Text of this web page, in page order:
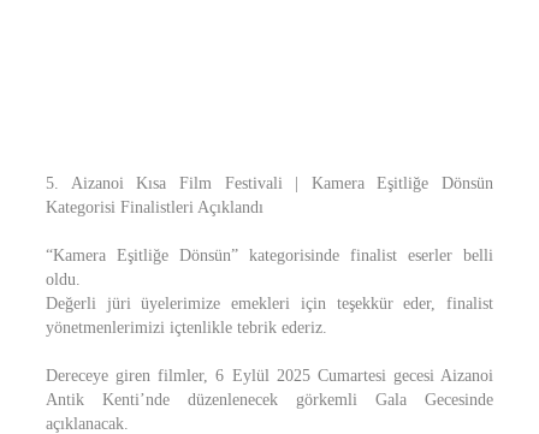
5. Aizanoi Kısa Film Festivali | Kamera Eşitliğe Dönsün
Kategorisi Finalistleri Açıklandı
“Kamera Eşitliğe Dönsün” kategorisinde finalist eserler belli
oldu.
Değerli jüri üyelerimize emekleri için teşekkür eder, finalist
yönetmenlerimizi içtenlikle tebrik ederiz.
Dereceye giren filmler, 6 Eylül 2025 Cumartesi gecesi Aizanoi
Antik Kenti’nde düzenlenecek görkemli Gala Gecesinde
açıklanacak.